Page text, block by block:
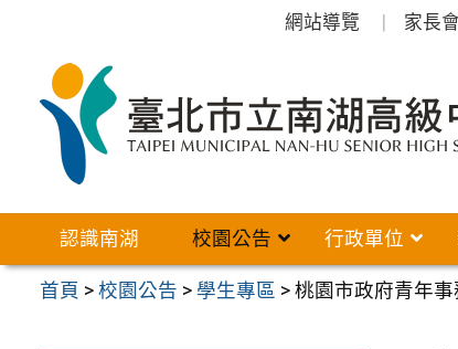
網站導覽 家長會
認識南湖 校園公告 行政單位
首頁 >校園公告 > 學生專區 >桃園市政府青年